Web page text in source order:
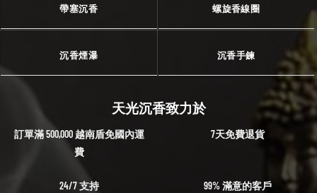
帶塞沉香 螺旋香線圈
沉香煙瀑 沉香手鍊
天光沉香致力於
訂單滿 500,000 越南盾免國內運
費
7天免費退貨
24/7 支持 99% 滿意的客戶